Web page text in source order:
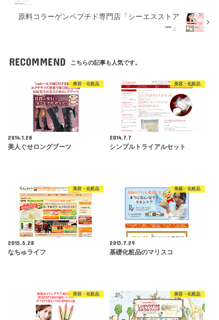
原料コラーゲンペプチド専門店「シーエスストア
ー」
RECOMMEND こちらの記事も人気です。
美容・化粧品
2014.1.28
美人ぐせロングブーツ
美容・化粧品
2014.7.7
シンプルトライアルセット
美容・化粧品
2015.5.28
なちゅライフ
美容・化粧品
2013.7.29
基礎化粧品のマリスコ
美容・化粧品 美容・化粧品